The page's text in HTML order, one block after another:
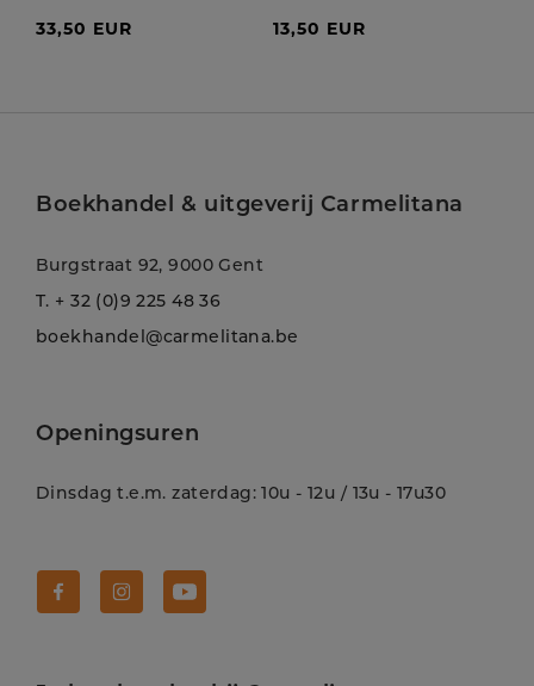
33,50 EUR 13,50 EUR
Boekhandel & uitgeverij Carmelitana
Burgstraat 92, 9000 Gent
T. + 32 (0)9 225 48 36
boekhandel@carmelitana.be
Openingsuren
Dinsdag t.e.m. zaterdag: 10u - 12u / 13u - 17u30